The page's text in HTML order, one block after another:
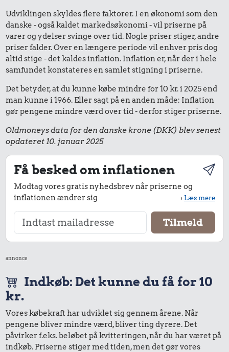
Udviklingen skyldes flere faktorer. I en økonomi som den
danske - også kaldet markedsøkonomi - vil priserne på
varer og ydelser svinge over tid. Nogle priser stiger, andre
priser falder. Over en længere periode vil enhver pris dog
altid stige - det kaldes inflation. Inflation er, når der i hele
samfundet konstateres en samlet stigning i priserne.
Det betyder, at du kunne købe mindre for 10 kr. i 2025 end
man kunne i 1966. Eller sagt på en anden måde: Inflation
gør pengene mindre værd over tid - derfor stiger priserne.
Oldmoneys data for den danske krone (DKK) blev senest
opdateret 10. januar 2025
Få besked om inflationen
Modtag vores gratis nyhedsbrev når priserne og
inflationen ændrer sig
›Læs mere
annonce
Indkøb: Det kunne du få for 10
kr.
Vores købekraft har udviklet sig gennem årene. Når
pengene bliver mindre værd, bliver ting dyrere. Det
påvirker f.eks. beløbet på kvitteringen, når du har været på
indkøb. Priserne stiger med tiden, men det gør vores